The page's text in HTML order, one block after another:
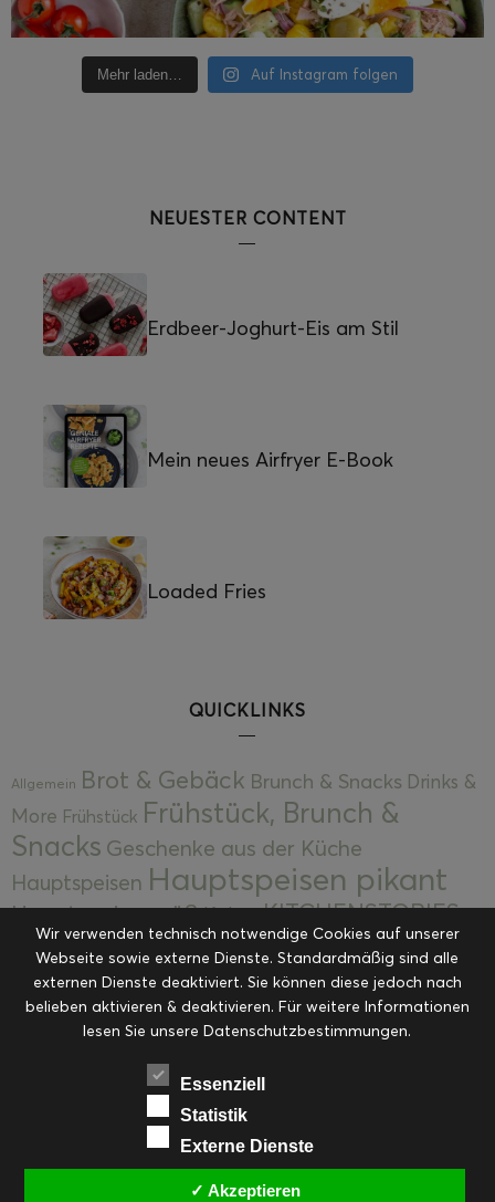
Mehr laden… Auf Instagram folgen
NEUESTER CONTENT
Erdbeer-Joghurt-Eis am Stil
Mein neues Airfryer E-Book
Loaded Fries
QUICKLINKS
Allgemein Brot & Gebäck Brunch & Snacks Drinks &
More Frühstück Frühstück, Brunch &
Snacks Geschenke aus der Küche
Hauptspeisen Hauptspeisen pikant
Hauptspeisen süßKekseKITCHENSTORIES
Kuchen, Torten & Desserts Kuchen und
Desserts Kulinarik Kulinarische Mitbringsel &
Eingemachtes Ohne Kategorie Ostern Resteküche
RezepteSaisonalSliderStartseite
Suppen, Salate & Vorspeisen
Vorspeisen, Salate & Suppen
Weihnachten Workshops & Events
Wir verwenden technisch notwendige Cookies auf unserer
Webseite sowie externe Dienste. Standardmäßig sind alle
externen Dienste deaktiviert. Sie können diese jedoch nach
belieben aktivieren & deaktivieren. Für weitere Informationen
lesen Sie unsere Datenschutzbestimmungen.
Essenziell
Statistik
Externe Dienste
✓ Akzeptieren